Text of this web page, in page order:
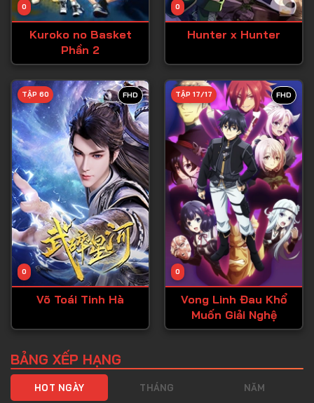
Tập 36
Tập 39
Tập 40
Tập 41
Tập 42
Tập 43
Tập 44
Tập 45
Tập 46
Tập 47
Tập 49
0
Kuroko no Basket
Phần 2
0
Hunter x Hunter
FHD
0
TẬP 60
Võ Toái Tinh Hà
FHD
0
TẬP 17/17
Vong Linh Đau Khổ
Muốn Giải Nghệ
BẢNG XẾP HẠNG
HOT NGÀY THÁNG NĂM